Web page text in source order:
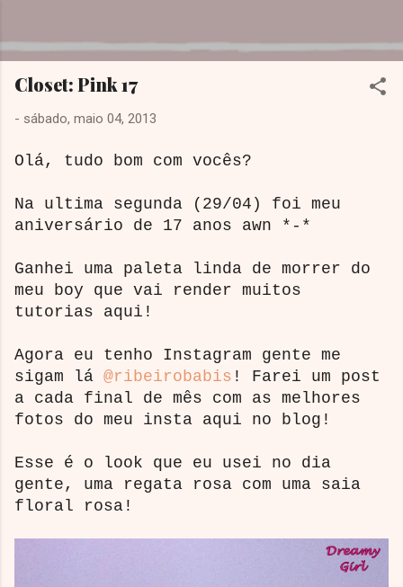
Closet: Pink 17
- sábado, maio 04, 2013
Olá, tudo bom com vocês?
Na ultima segunda (29/04) foi meu
aniversário de 17 anos awn *-*
Ganhei uma paleta linda de morrer do
meu boy que vai render muitos
tutorias aqui!
Agora eu tenho Instagram gente me
sigam lá @ribeirobabis ! Farei um post
a cada final de mês com as melhores
fotos do meu insta aqui no blog!
Esse é o look que eu usei no dia
gente, uma regata rosa com uma saia
floral rosa!